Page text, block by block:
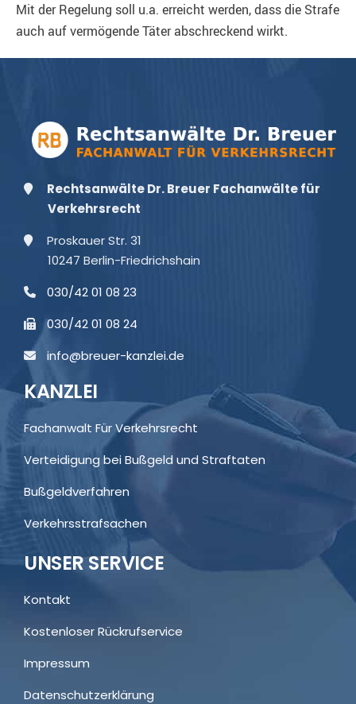
Mit der Regelung soll u.a. erreicht werden, dass die Strafe
auch auf vermögende Täter abschreckend wirkt.
Rechtsanwälte Dr. Breuer Fachanwälte für
Verkehrsrecht
Proskauer Str. 31
10247 Berlin-Friedrichshain
030/42 01 08 23
030/42 01 08 24
info@breuer-kanzlei.de
KANZLEI
Fachanwalt Für Verkehrsrecht
Verteidigung bei Bußgeld und Straftaten
Bußgeldverfahren
Verkehrsstrafsachen
UNSER SERVICE
Kontakt
Kostenloser Rückrufservice
Impressum
Datenschutzerklärung